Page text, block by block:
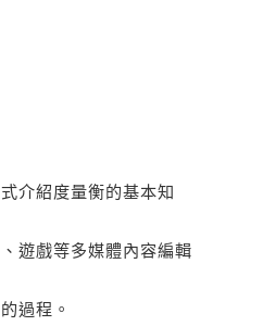
介紹度量衡的基本知
遊戲等多媒體內容編輯
過程。